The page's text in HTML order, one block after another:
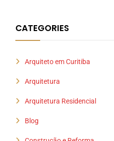
CATEGORIES
Arquiteto em Curitiba
Arquitetura
Arquitetura Residencial
Blog